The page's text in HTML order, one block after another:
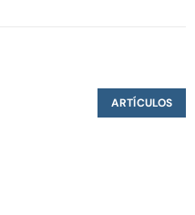
ARTÍCULOS